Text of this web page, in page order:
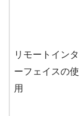
リモートインタ
ーフェイスの使
用